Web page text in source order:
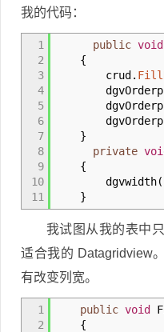
我的代码：
1
2
3
4
5
6
7
8
9
10
11
public void
{
crud .
}
private
{
dgvwidth(
}
我试图从我的表中
适合我的 Datagridview
有改变列宽。
1
2
public void
{